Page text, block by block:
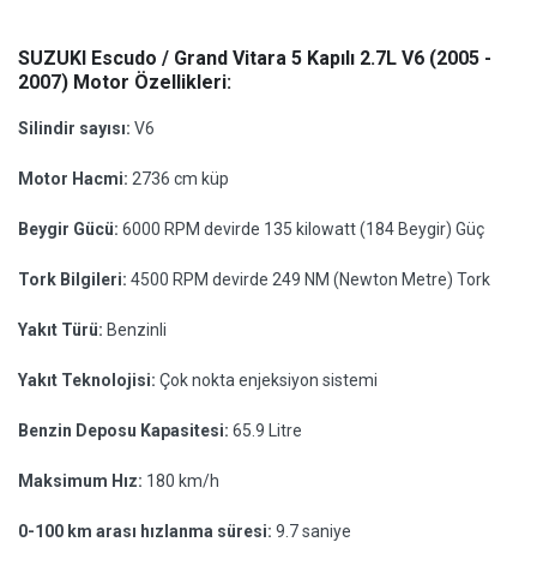
SUZUKI Escudo / Grand Vitara 5 Kapılı 2.7L V6 (2005 -
2007) Motor Özellikleri:
Silindir sayısı: V6
Motor Hacmi: 2736 cm küp
Beygir Gücü: 6000 RPM devirde 135 kilowatt (184 Beygir) Güç
Tork Bilgileri: 4500 RPM devirde 249 NM (Newton Metre) Tork
Yakıt Türü: Benzinli
Yakıt Teknolojisi: Çok nokta enjeksiyon sistemi
Benzin Deposu Kapasitesi: 65.9 Litre
Maksimum Hız: 180 km/h
0-100 km arası hızlanma süresi: 9.7 saniye